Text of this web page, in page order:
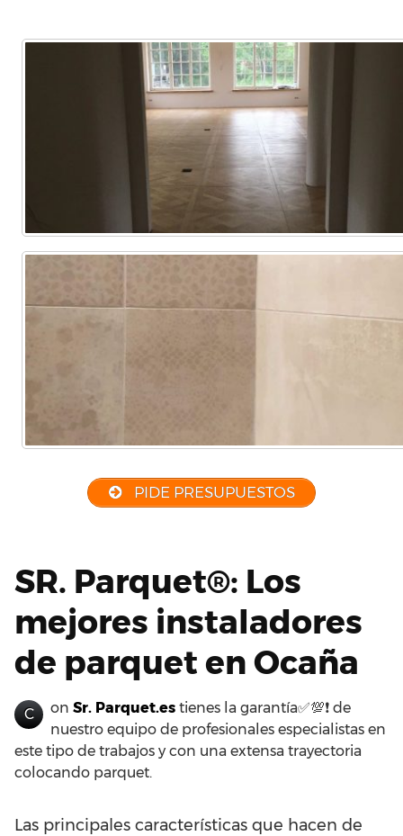
PIDE PRESUPUESTOS
SR. Parquet®: Los
mejores instaladores
de parquet en Ocaña
C on Sr. Parquet.es tienes la garantía✅💯❗ de
nuestro equipo de profesionales especialistas en
este tipo de trabajos y con una extensa trayectoria
colocando parquet.
Las principales características que hacen de